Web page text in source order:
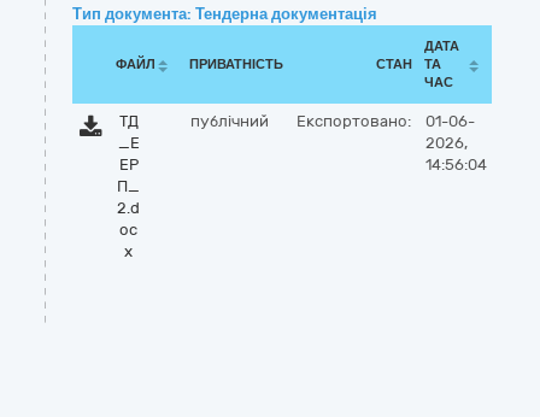
Тип документа: Тендерна документація
ФАЙЛ ПРИВАТНІСТЬ СТАН
ДАТА
ТА
ЧАС
ТД
_Е
ЕР
П_
2.d
oc
x
публічний Експортовано:
01-06-
2026,
14:56:04